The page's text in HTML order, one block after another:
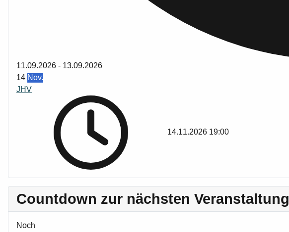
11.09.2026 - 13.09.2026
14 Nov.
JHV
14.11.2026 19:00
Countdown zur nächsten Veranstaltung
Noch